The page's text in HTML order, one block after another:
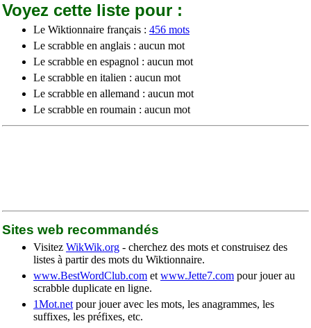
Voyez cette liste pour :
Le Wiktionnaire français : 456 mots
Le scrabble en anglais : aucun mot
Le scrabble en espagnol : aucun mot
Le scrabble en italien : aucun mot
Le scrabble en allemand : aucun mot
Le scrabble en roumain : aucun mot
Sites web recommandés
Visitez WikWik.org - cherchez des mots et construisez des
listes à partir des mots du Wiktionnaire.
www.BestWordClub.com et www.Jette7.com pour jouer au
scrabble duplicate en ligne.
1Mot.net pour jouer avec les mots, les anagrammes, les
suffixes, les préfixes, etc.